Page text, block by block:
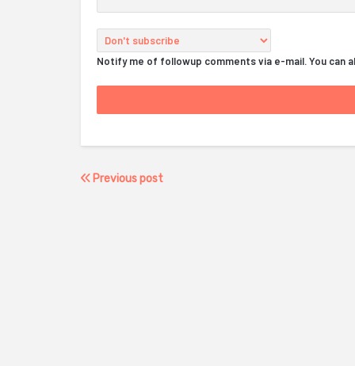
Notify me of followup comments via e-mail. You can
Previous post